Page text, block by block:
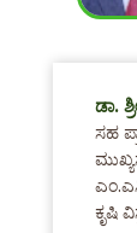
ಡಾ.
ಸಹ
ಕೃಷಿ